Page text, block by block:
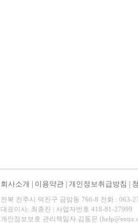
회사소개 이용약관 개인정보취급방침
전북 전주시 덕진구 금암동 766-8 전화 : 063-
대표이사: 최종진 | 사업자번호 418-81-27999
개인정보보호 관리책임자:김동은